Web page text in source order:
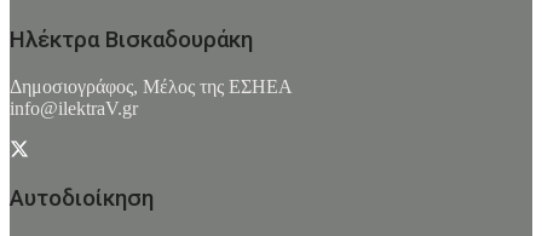
Ηλέκτρα Βισκαδουράκη
Δημοσιογράφος, Μέλος της ΕΣHΕΑ
info@ilektraV.gr
Αυτοδιοίκηση